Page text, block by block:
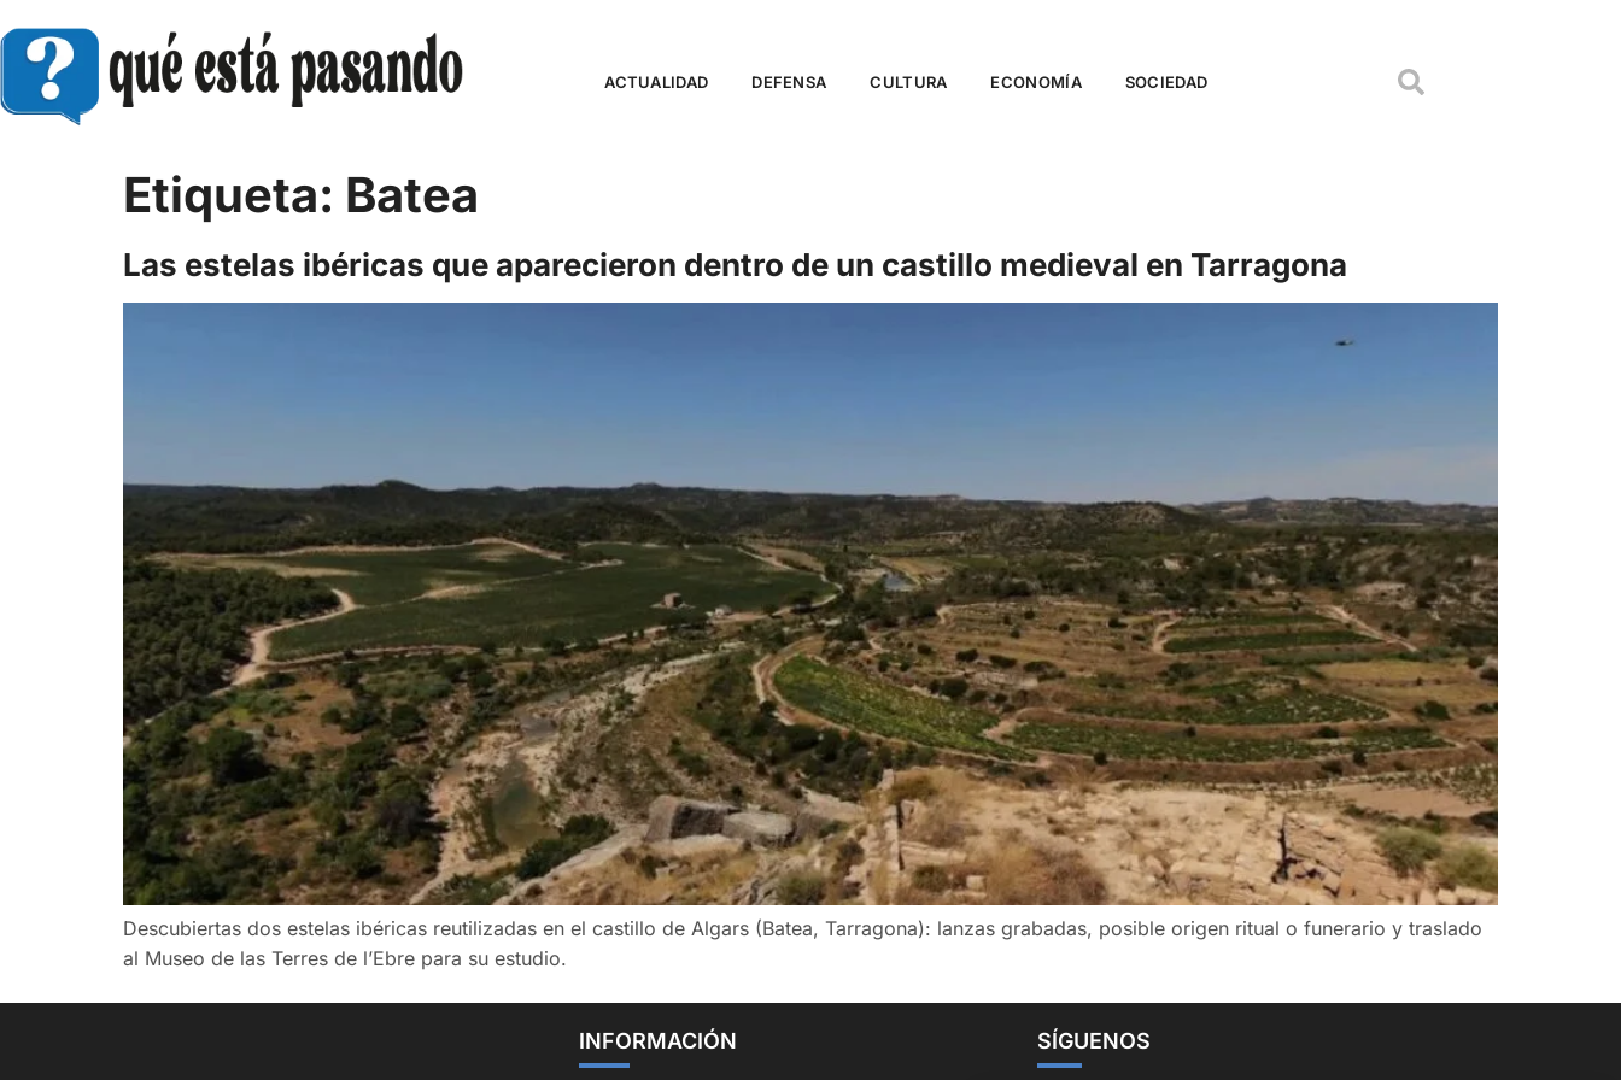
ACTUALIDAD DEFENSA CULTURA ECONOMÍA SOCIEDAD
Etiqueta: Batea
Las estelas ibéricas que aparecieron dentro de un castillo medieval en Tarragona
Descubiertas dos estelas ibéricas reutilizadas en el castillo de Algars (Batea, Tarragona): lanzas grabadas, posible origen ritual o funerario y traslado
al Museo de las Terres de l’Ebre para su estudio.
INFORMACIÓN SÍGUENOS